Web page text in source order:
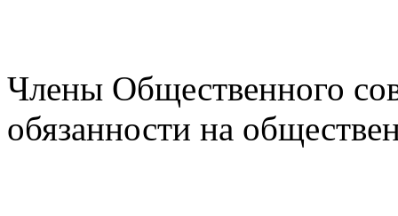
Члены Общественного
обязанности на